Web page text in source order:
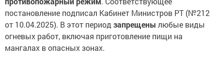
постановление подписал Кабинет Министров РТ (№212
от 10.04.2025). В этот период запрещены любые виды
огневых работ, включая приготовление пищи на
мангалах в опасных зонах.